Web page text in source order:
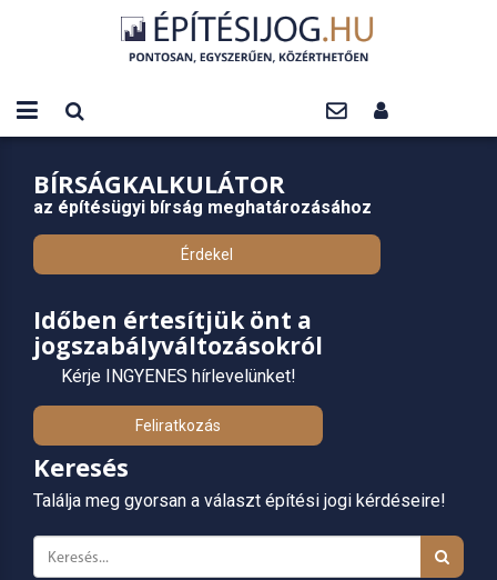
BÍRSÁGKALKULÁTOR
az építésügyi bírság meghatározásához
Érdekel
Időben értesítjük önt a
jogszabályváltozásokról
Kérje INGYENES hírlevelünket!
Feliratkozás
Keresés
Találja meg gyorsan a választ építési jogi kérdéseire!